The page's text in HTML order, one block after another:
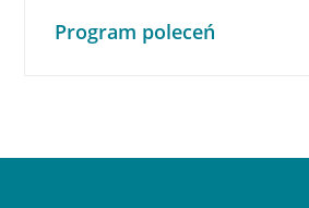
Program poleceń